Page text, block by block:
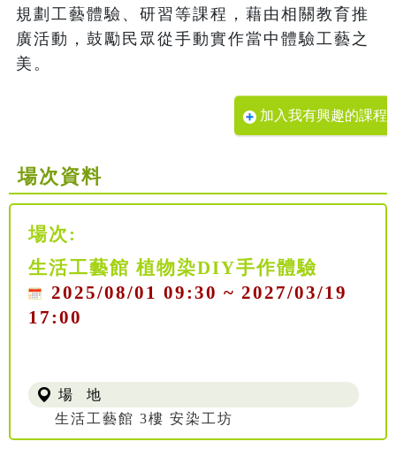
規劃工藝體驗、研習等課程，藉由相關教育推
廣活動，鼓勵民眾從手動實作當中體驗工藝之
美。
加入我有興趣的課程
場次資料
場次:
生活工藝館 植物染DIY手作體驗
2025/08/01 09:30 ~ 2027/03/19
17:00
場 地
生活工藝館 3樓 安染工坊